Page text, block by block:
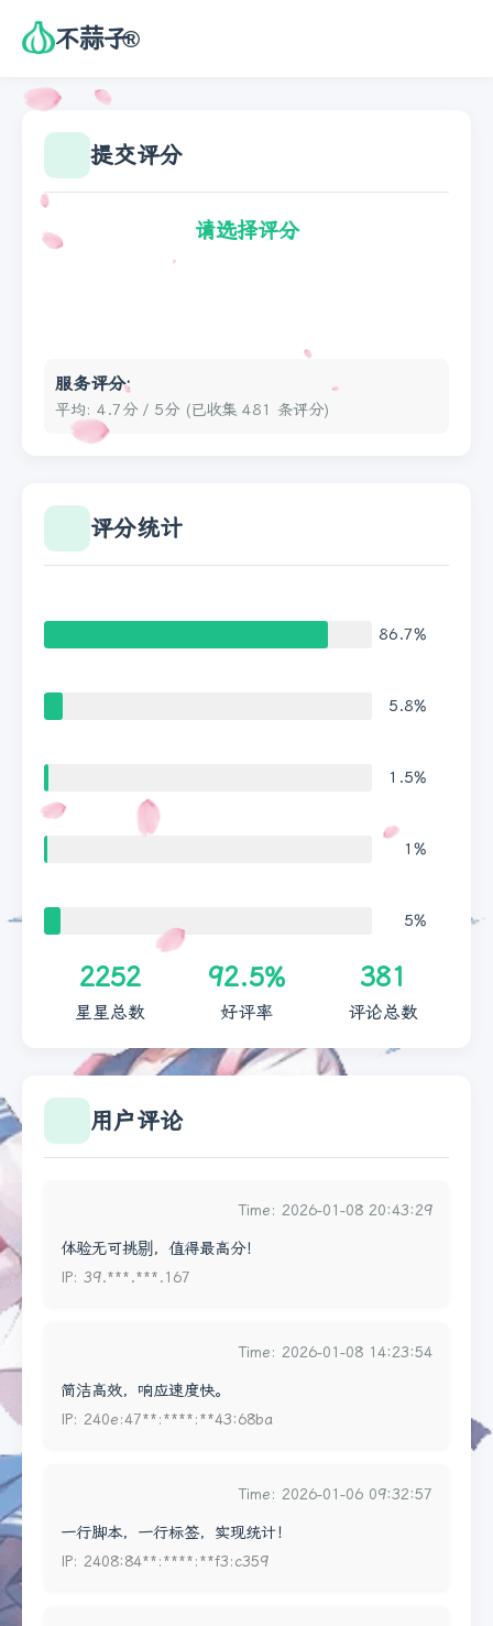
不蒜子®
首页
文档
统计
排行榜
提交评分
请选择评分
服务评分:
平均: 4.7分 / 5分 (已收集 481 条评分)
评分统计
86.7%
5.8%
1.5%
1%
5%
2252
星星总数
92.5%
好评率
381
评论总数
用户评论
Time: 2026-01-08 20:43:29
体验无可挑剔，值得最高分！
IP: 39.***.***.167
Time: 2026-01-08 14:23:54
简洁高效，响应速度快。
IP: 240e:47**:****:**43:68ba
Time: 2026-01-06 09:32:57
一行脚本，一行标签，实现统计！
IP: 2408:84**:****:**f3:c359